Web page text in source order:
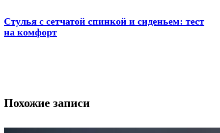
Стулья с сетчатой спинкой и сиденьем: тест
на комфорт
Похожие записи